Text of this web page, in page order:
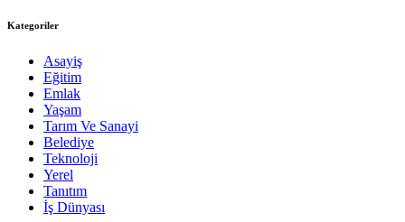
Kategoriler
Asayiş
Eğitim
Emlak
Yaşam
Tarım Ve Sanayi
Belediye
Teknoloji
Yerel
Tanıtım
İş Dünyası